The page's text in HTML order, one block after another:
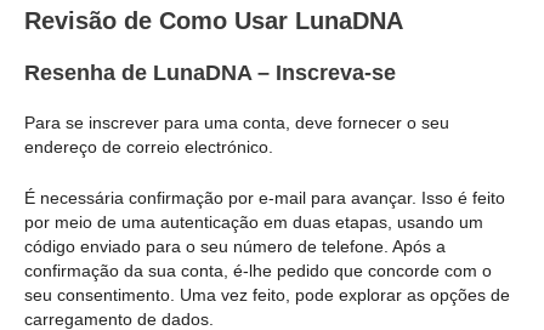
Revisão de Como Usar LunaDNA
Resenha de LunaDNA – Inscreva-se
Para se inscrever para uma conta, deve fornecer o seu
endereço de correio electrónico.
É necessária confirmação por e-mail para avançar. Isso é feito
por meio de uma autenticação em duas etapas, usando um
código enviado para o seu número de telefone. Após a
confirmação da sua conta, é-lhe pedido que concorde com o
seu consentimento. Uma vez feito, pode explorar as opções de
carregamento de dados.